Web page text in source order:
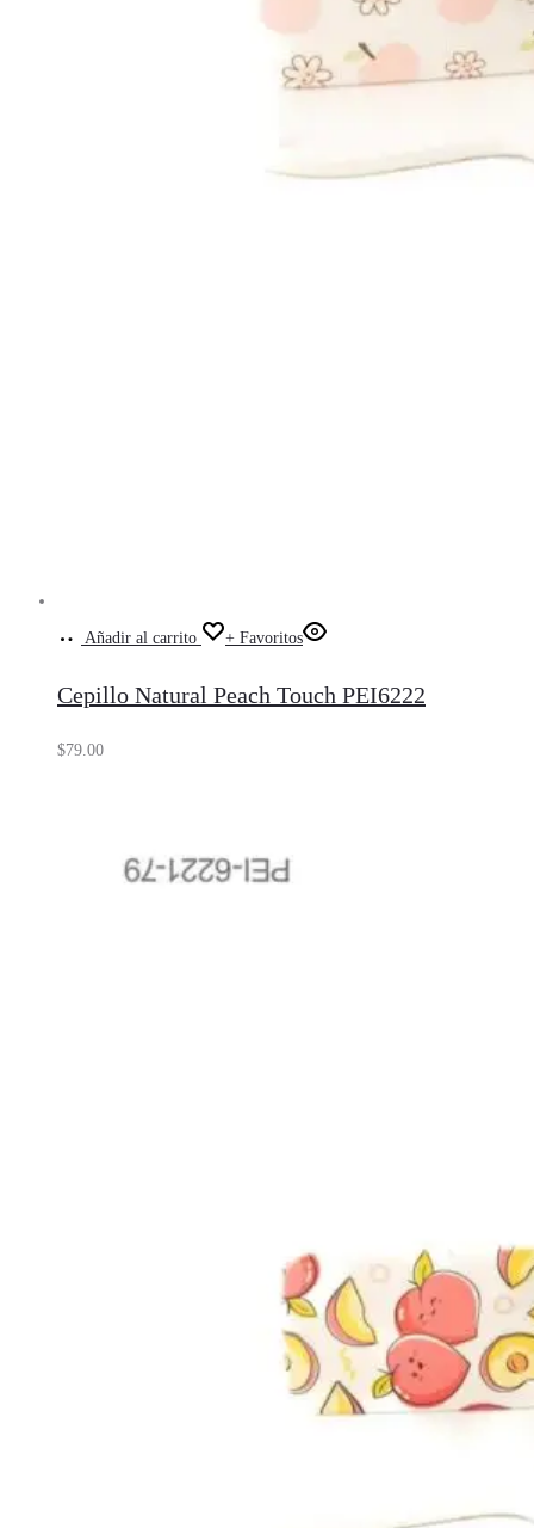
Añadir al carrito + Favoritos
Cepillo Natural Peach Touch PEI6222
$79.00